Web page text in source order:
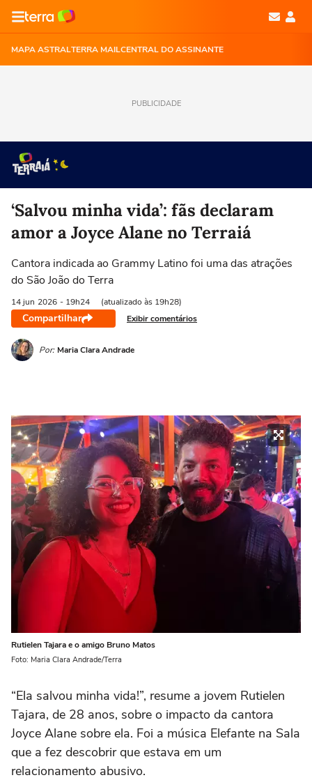
MAPA ASTRALTERRA MAILCENTRAL DO ASSINANTE
PUBLICIDADE
‘Salvou minha vida’: fãs declaram
amor a Joyce Alane no Terraiá
Cantora indicada ao Grammy Latino foi uma das atrações
do São João do Terra
14 jun 2026 - 19h24 (atualizado às 19h28)
Compartilhar Exibir comentários
Por: Maria Clara Andrade
Rutielen Tajara e o amigo Bruno Matos
Foto: Maria Clara Andrade/Terra
“Ela salvou minha vida!”, resume a jovem Rutielen
Tajara, de 28 anos, sobre o impacto da cantora
Joyce Alane sobre ela. Foi a música Elefante na Sala
que a fez descobrir que estava em um
relacionamento abusivo.